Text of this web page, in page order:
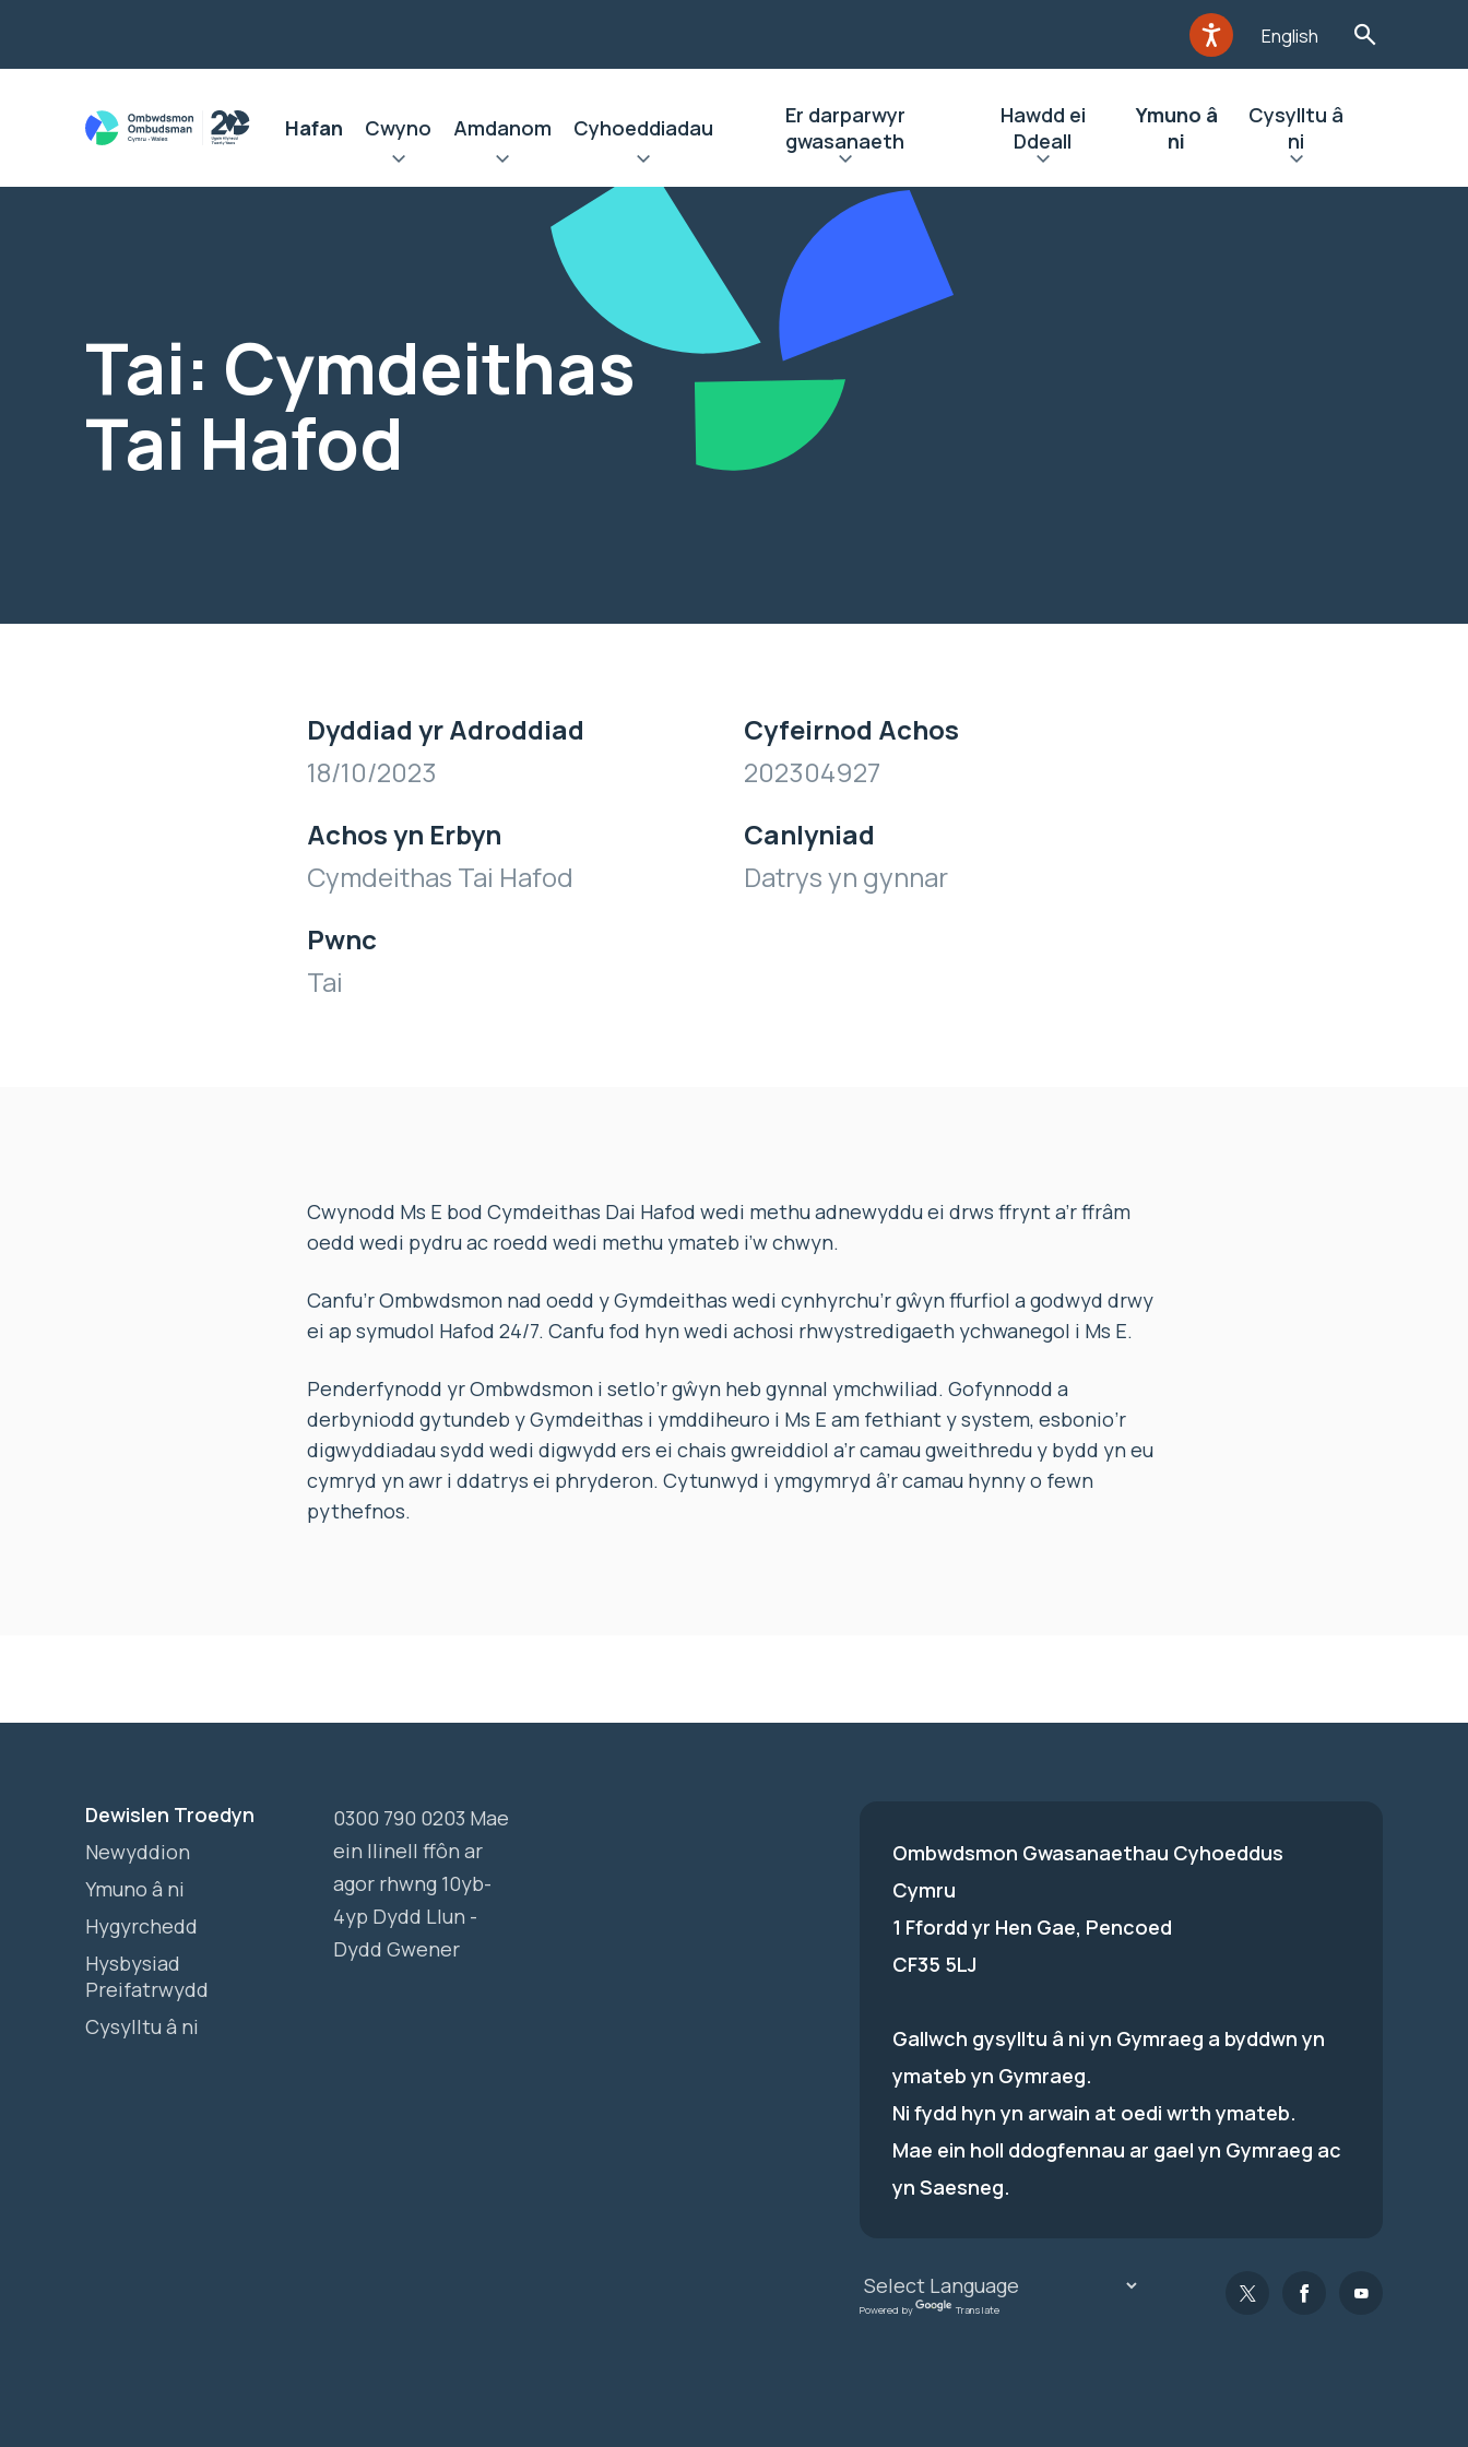
English
Hafan Cwyno Amdanom Cyhoeddiadau
Er darparwyr
gwasanaeth
Hawdd ei
Ddeall
Ymuno â
ni
Cysylltu â
ni
Tai: Cymdeithas
Tai Hafod
Dyddiad yr Adroddiad
18/10/2023
Achos yn Erbyn
Cymdeithas Tai Hafod
Pwnc
Tai
Cyfeirnod Achos
202304927
Canlyniad
Datrys yn gynnar
Cwynodd Ms E bod Cymdeithas Dai Hafod wedi methu adnewyddu ei drws ffrynt a’r ffrâm
oedd wedi pydru ac roedd wedi methu ymateb i’w chwyn.
Canfu’r Ombwdsmon nad oedd y Gymdeithas wedi cynhyrchu’r gŵyn ffurfiol a godwyd drwy
ei ap symudol Hafod 24/7. Canfu fod hyn wedi achosi rhwystredigaeth ychwanegol i Ms E.
Penderfynodd yr Ombwdsmon i setlo’r gŵyn heb gynnal ymchwiliad. Gofynnodd a
derbyniodd gytundeb y Gymdeithas i ymddiheuro i Ms E am fethiant y system, esbonio’r
digwyddiadau sydd wedi digwydd ers ei chais gwreiddiol a’r camau gweithredu y bydd yn eu
cymryd yn awr i ddatrys ei phryderon. Cytunwyd i ymgymryd â’r camau hynny o fewn
pythefnos.
Dewislen Troedyn
Newyddion
Ymuno â ni
Hygyrchedd
Hysbysiad
Preifatrwydd
Cysylltu â ni
0300 790 0203 Mae
ein llinell ffôn ar
agor rhwng 10yb-
4yp Dydd Llun -
Dydd Gwener
Ombwdsmon Gwasanaethau Cyhoeddus
Cymru
1 Ffordd yr Hen Gae, Pencoed
CF35 5LJ
Gallwch gysylltu â ni yn Gymraeg a byddwn yn
ymateb yn Gymraeg.
Ni fydd hyn yn arwain at oedi wrth ymateb.
Mae ein holl ddogfennau ar gael yn Gymraeg ac
yn Saesneg.
Powered by Translate